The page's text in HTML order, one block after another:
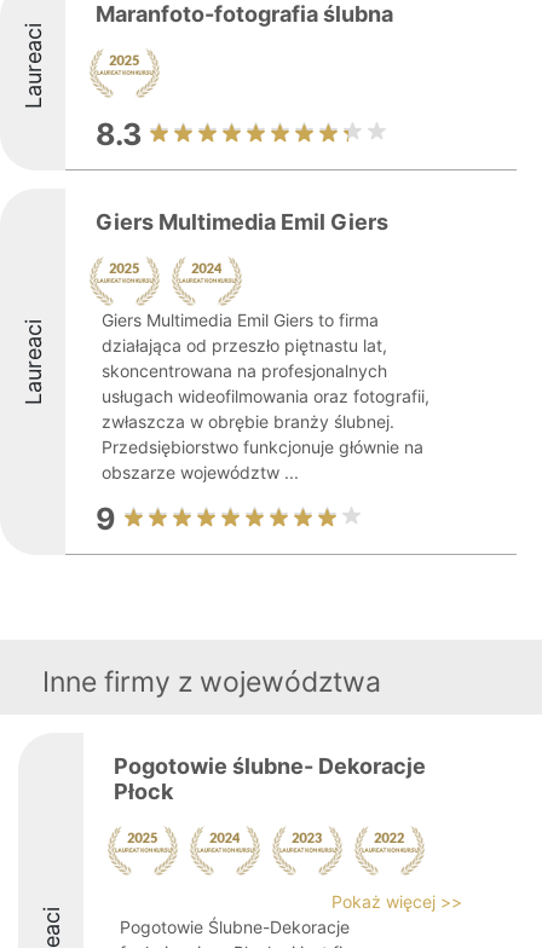
Laureaci
Maranfoto-fotografia ślubna
8.3
Laureaci
Giers Multimedia Emil Giers
Giers Multimedia Emil Giers to firma
działająca od przeszło piętnastu lat,
skoncentrowana na profesjonalnych
usługach wideofilmowania oraz fotografii,
zwłaszcza w obrębie branży ślubnej.
Przedsiębiorstwo funkcjonuje głównie na
obszarze województw ...
9
Inne firmy z województwa
Pogotowie ślubne- Dekoracje
Płock
Pokaż więcej >>
Pogotowie Ślubne-Dekoracje